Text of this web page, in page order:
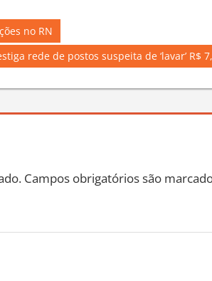
no RN
rede de postos suspeita de ‘lavar’ R$
Campos obrigatórios são